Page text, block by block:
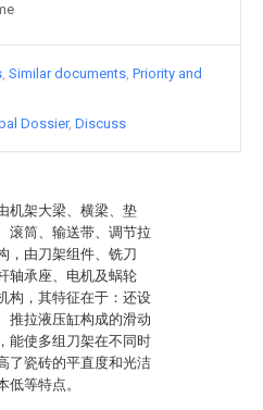
机架大梁、横梁、垫
滚筒、输送带、调节拉
，由刀架组件、铣刀
轴承座、电机及蜗轮
构，其特征在于：还设
推拉液压缸构成的滑动
能使多组刀架在不同时
了瓷砖的平直度和光洁
低等特点。
Similar documents Priority and
Dossier Discuss